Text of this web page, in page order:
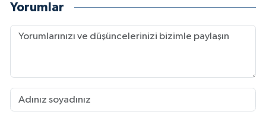
Yorumlar